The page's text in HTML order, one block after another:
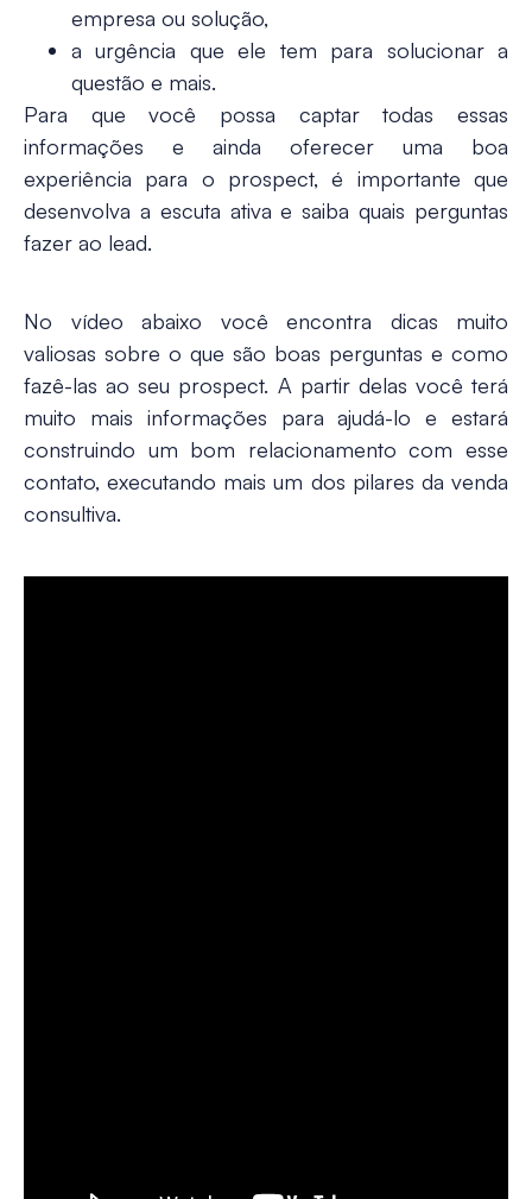
empresa ou solução,
a urgência que ele tem para solucionar a
questão e mais.
Para que você possa captar todas essas
informações e ainda oferecer uma boa
experiência para o prospect, é importante que
desenvolva a escuta ativa e saiba quais perguntas
fazer ao lead.
No vídeo abaixo você encontra dicas muito
valiosas sobre o que são boas perguntas e como
fazê-las ao seu prospect. A partir delas você terá
muito mais informações para ajudá-lo e estará
construindo um bom relacionamento com esse
contato, executando mais um dos pilares da venda
consultiva.